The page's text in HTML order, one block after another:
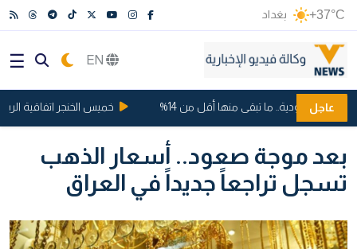
+37°C بغداد
عاجل
السعودية.. ما تبقى منها أقل من 14% خميس الخنجر اتفاقية
بعد موجة صعود.. أسعار الذهب
تسجل تراجعاً جديداً في العراق